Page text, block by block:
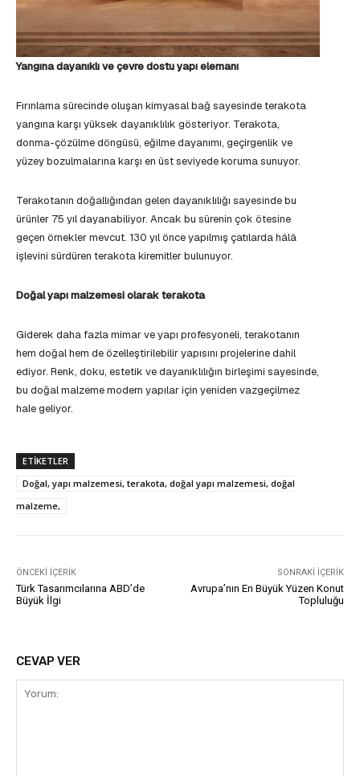
Yangına dayanıklı ve çevre dostu yapı elemanı
Fırınlama sürecinde oluşan kimyasal bağ sayesinde terakota
yangına karşı yüksek dayanıklılık gösteriyor. Terakota,
donma-çözülme döngüsü, eğilme dayanımı, geçirgenlik ve
yüzey bozulmalarına karşı en üst seviyede koruma sunuyor.
Terakotanın doğallığından gelen dayanıklılığı sayesinde bu
ürünler 75 yıl dayanabiliyor. Ancak bu sürenin çok ötesine
geçen örnekler mevcut. 130 yıl önce yapılmış çatılarda hâlâ
işlevini sürdüren terakota kiremitler bulunuyor.
Doğal yapı malzemesi olarak terakota
Giderek daha fazla mimar ve yapı profesyoneli, terakotanın
hem doğal hem de özelleştirilebilir yapısını projelerine dahil
ediyor. Renk, doku, estetik ve dayanıklılığın birleşimi sayesinde,
bu doğal malzeme modern yapılar için yeniden vazgeçilmez
hale geliyor.
ETIKETLER
Doğal, yapı malzemesi, terakota, doğal yapı malzemesi, doğal
malzeme,
ÖNCEKI İÇERIK
Türk Tasarımcılarına ABD’de
Büyük İlgi
SONRAKI İÇERIK
Avrupa’nın En Büyük Yüzen Konut
Topluluğu
CEVAP VER